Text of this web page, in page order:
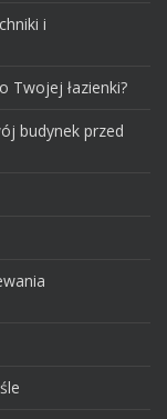
i
Twojej łazienki?
budynek przed